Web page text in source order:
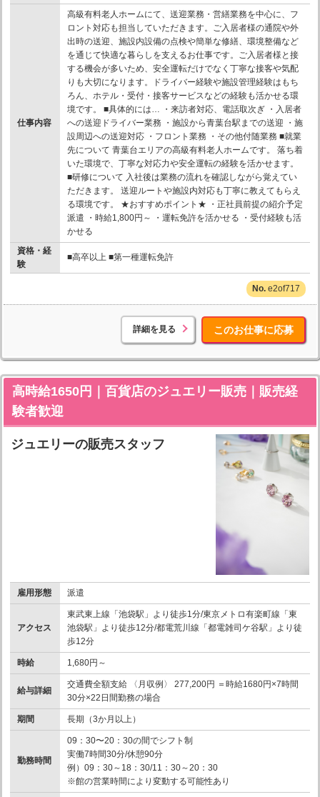
仕事内容
高級有料老人ホームにて、送迎業務・営繕業務を中心に、フ
ロント対応も担当していただきます。ご入居者様の通院や外
出時の送迎、施設内設備の点検や簡単な修繕、環境整備など
を通じて快適な暮らしを支えるお仕事です。ご入居者様と接
する機会が多いため、安全運転だけでなく丁寧な接客や気配
りも大切になります。ドライバー経験や施設管理経験はもち
ろん、ホテル・受付・接客サービスなどの経験も活かせる環
境です。 ■具体的には… ・来訪者対応、電話取次ぎ ・入居者
への送迎ドライバー業務 ・施設から青葉台駅までの送迎 ・施
設周辺への送迎対応 ・フロント業務 ・その他付随業務 ■就業
先について 青葉台エリアの高級有料老人ホームです。 落ち着
いた環境で、丁寧な対応力や安全運転の経験を活かせます。
■研修について 入社後は業務の流れを確認しながら覚えてい
ただきます。 送迎ルートや施設内対応も丁寧に教えてもらえ
る環境です。 ★おすすめポイント★ ・正社員前提の紹介予定
派遣 ・時給1,800円～ ・運転免許を活かせる ・受付経験も活
かせる
資格・経
験
■高卒以上 ■第一種運転免許
e2of717
詳細を見る このお仕事に応募
高時給1650円｜百貨店のジュエリー販売｜販売経
験者歓迎
ジュエリーの販売スタッフ
雇用形態 派遣
アクセス
東武東上線「池袋駅」より徒歩1分/東京メトロ有楽町線「東
池袋駅」より徒歩12分/都電荒川線「都電雑司ケ谷駅」より徒
歩12分
時給 1,680円～
給与詳細
交通費全額支給 〈月収例〉 277,200円 ＝時給1680円×7時間
30分×22日間勤務の場合
期間 長期（3か月以上）
勤務時間
09：30〜20：30の間でシフト制
実働7時間30分/休憩90分
例）09：30～18：30/11：30～20：30
※館の営業時間により変動する可能性あり